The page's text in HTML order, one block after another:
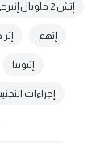
إتش 2 جلوبال إنيرجي
إتهم
إثيوبيا
إجراءات